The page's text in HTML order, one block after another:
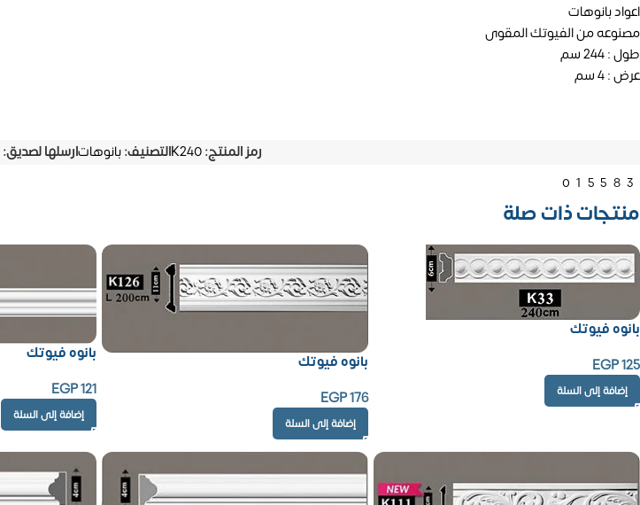
اعواد بانوهات
مصنوعه من الفيوتك المقوى
طول : 244 سم
عرض : 4 سم
رمز المنتج:K240التصنيف:بانوهاتارسلها لصديق:
منتجات ذات صلة
بانوه فيوتك
EGP125
إضافة إلى السلة
بانوه فيوتك
EGP176
إضافة إلى السلة
بانوه فيوتك
EGP121
إضافة إلى السلة